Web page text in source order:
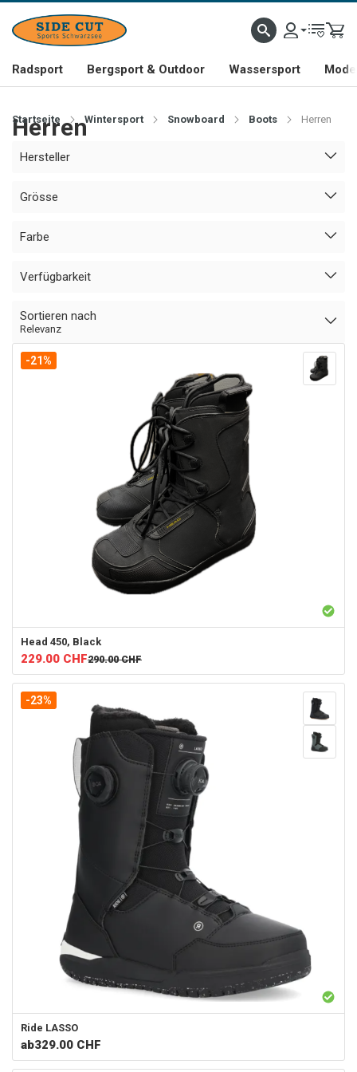
Radsport Bergsport & Outdoor Wassersport
Startseite Wintersport Snowboard Boots Herren
Herren
Hersteller
Grösse
Farbe
Verfügbarkeit
Sortieren nach
Relevanz
-21%
Head 450, Black
229.00 CHF290.00 CHF
-23%
Ride LASSO
ab329.00 CHF